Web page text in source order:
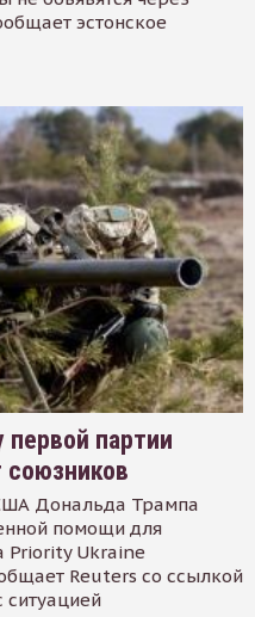
эстонское
партии
союзников
Дональда Трампа
помощи для
Priority Ukraine
Reuters со ссылкой
ситуацией